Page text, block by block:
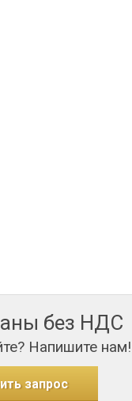
без НДС
Напишите нам!
запрос